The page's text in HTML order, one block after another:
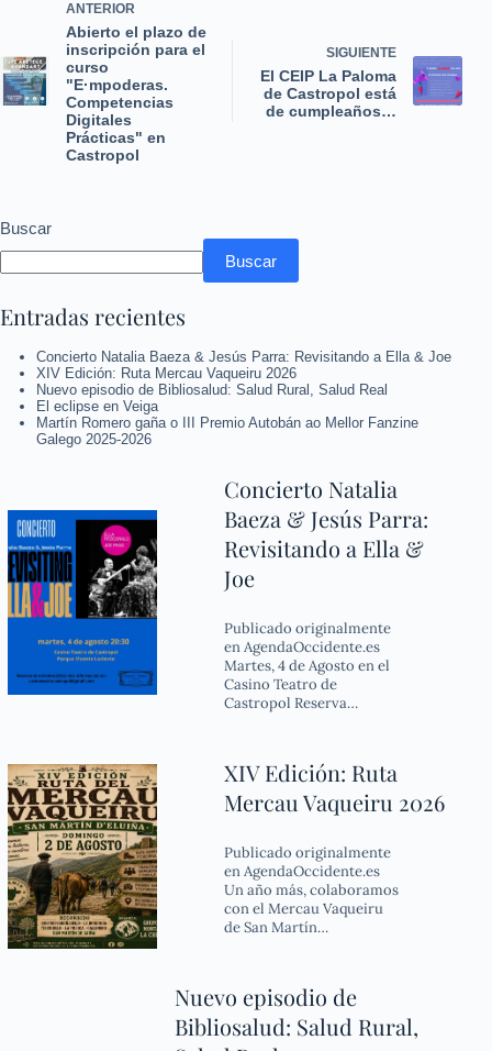
ANTERIOR
Abierto el plazo de
inscripción para el
curso
"E·mpoderas.
Competencias
Digitales
Prácticas" en
Castropol
SIGUIENTE
El CEIP La Paloma
de Castropol está
de cumpleaños…
Buscar
Buscar
Entradas recientes
Concierto Natalia Baeza & Jesús Parra: Revisitando a Ella & Joe
XIV Edición: Ruta Mercau Vaqueiru 2026
Nuevo episodio de Bibliosalud: Salud Rural, Salud Real
El eclipse en Veiga
Martín Romero gaña o III Premio Autobán ao Mellor Fanzine
Galego 2025-2026
Concierto Natalia
Baeza & Jesús Parra:
Revisitando a Ella &
Joe
Publicado originalmente
en AgendaOccidente.es
Martes, 4 de Agosto en el
Casino Teatro de
Castropol Reserva…
XIV Edición: Ruta
Mercau Vaqueiru 2026
Publicado originalmente
en AgendaOccidente.es
Un año más, colaboramos
con el Mercau Vaqueiru
de San Martín…
Nuevo episodio de
Bibliosalud: Salud Rural,